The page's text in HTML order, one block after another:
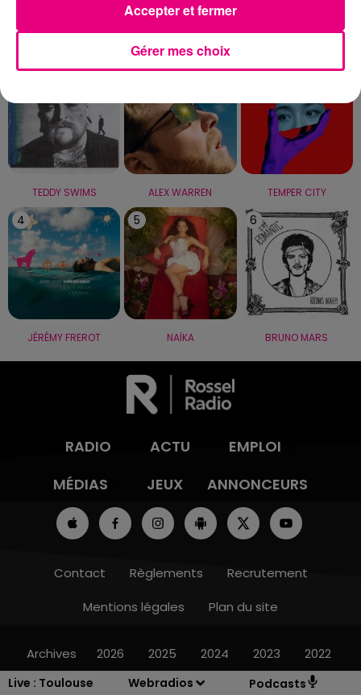
Live : Toulouse
Webradios Podcasts
LE TOP
1
TEDDY SWIMS
2
ALEX WARREN
3
TEMPER CITY
4
JÉRÉMY FREROT
5
NAÏKA
6
BRUNO MARS
RADIO ACTU
EMPLOI
MÉDIAS
JEUX ANNONCEURS
Contact Règlements
Recrutement
Mentions légales
Plan du site
Archives 2026 2025 2024 2023 2022
Gérer mes choix
Accepter et fermer